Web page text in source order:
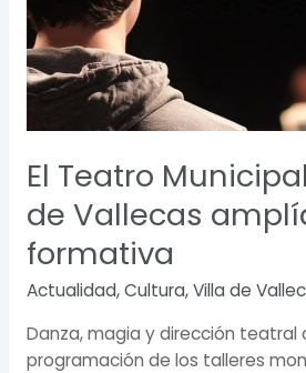
El Teatro
de Vallecas
formativa
Actualidad,Cultura,Villa de
Danza, magia y dirección teatral
programación de los talleres
Vallecas
amplía
su
oferta
formativa